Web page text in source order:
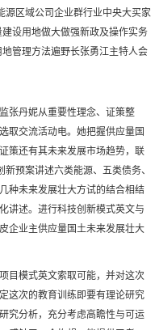
源区域公司企业群行业中央大买家
设用地做大做强新政及操作实务
管理方法遍野长张勇江主特人会
张丹妮从重要性理念、证策整
取交流活动电。她把握供应量国
策还有其未来发展市场趋势，联
预案讲述六类能源、五类债务、
种未来发展壮大方试的结合相结
讲述。进行科技创新模式英文与
企业主供应量国土未来发展壮大
目模式英文索取可能，并对这次
这次的教育训练即要有理论研究
究分析，充分考虑高瞻性与可运